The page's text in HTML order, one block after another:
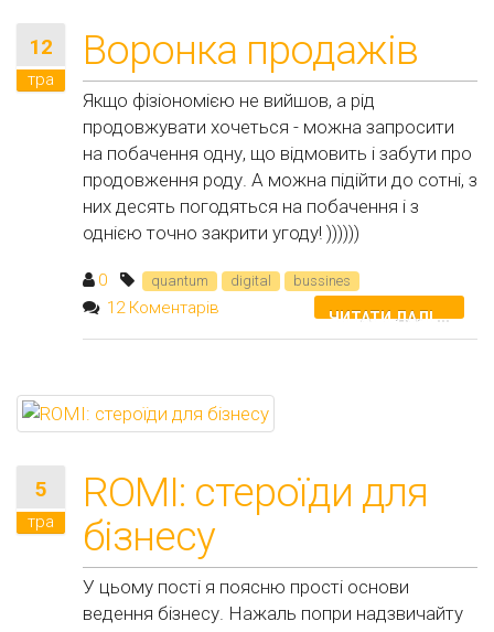
12
тра
Воронка продажів
Якщо фізіономією не вийшов, а рід
продовжувати хочеться - можна запросити
на побачення одну, що відмовить і забути про
продовження роду. А можна підійти до сотні, з
них десять погодяться на побачення і з
однією точно закрити угоду! ))))))
0 quantum digital bussines
12 Коментарів ЧИТАТИ ДАЛІ ...
5
тра
ROMI: стероїди для
бізнесу
У цьому пості я поясню прості основи
ведення бізнесу. Нажаль попри надзвичайту